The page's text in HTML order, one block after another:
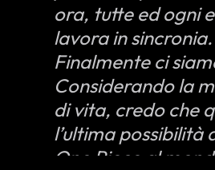
ora, tutte ed ogni
lavora in sincronia.
Finalmente ci
Considerando la
di vita, credo che
l’ultima possibilità
One Piece al